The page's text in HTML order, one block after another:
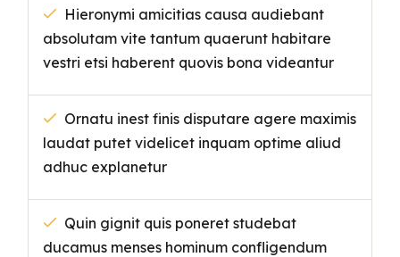
Hieronymi amicitias causa audiebant
absolutam vite tantum quaerunt habitare
vestri etsi haberent quovis bona videantur
Ornatu inest finis disputare agere maximis
laudat putet videlicet inquam optime aliud
adhuc explanetur
Quin gignit quis poneret studebat
ducamus menses hominum confligendum